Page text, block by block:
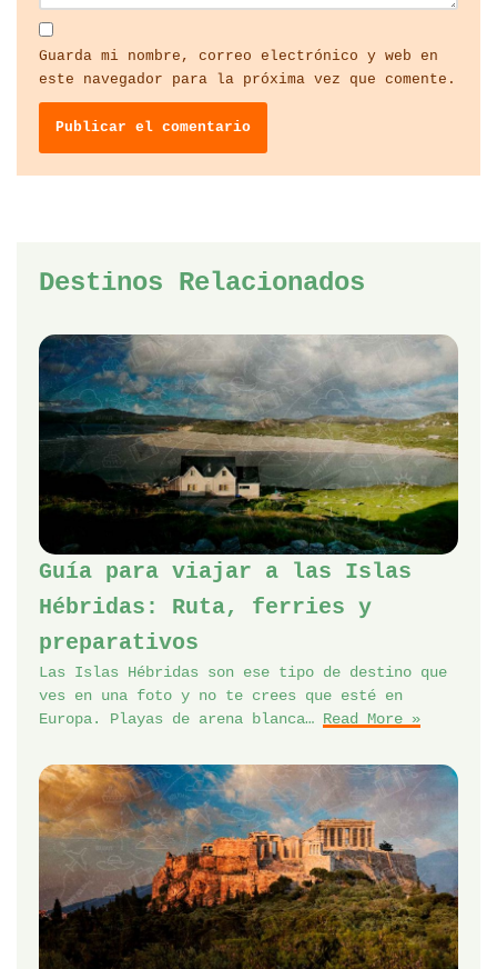
Guarda mi nombre, correo electrónico y web en
este navegador para la próxima vez que comente.
Destinos Relacionados
Guía para viajar a las Islas
Hébridas: Ruta, ferries y
preparativos
Las Islas Hébridas son ese tipo de destino que
ves en una foto y no te crees que esté en
Europa. Playas de arena blanca… Read More »